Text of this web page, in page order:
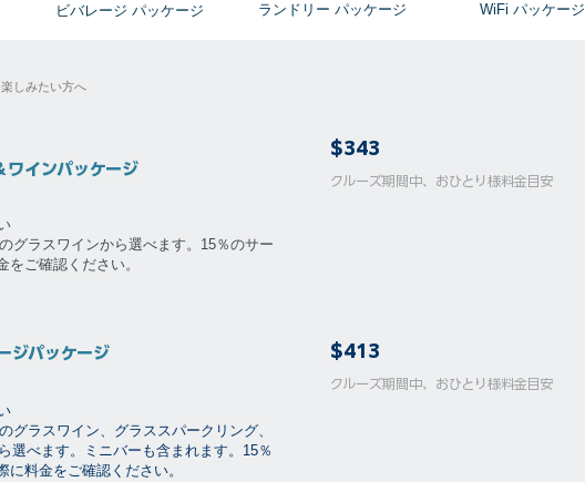
ビバレージ パッケージ ​ランドリー パッケージ ​WiFi パッケージ
しみたい方へ
ワインパッケージ
$343
​​クルーズ期間中、おひとり様料金目安
グラスワインから選べます。15％のサー
ご確認ください。
ジパッケージ $413
​​クルーズ期間中、おひとり様料金目安
グラスワイン、グラススパークリング、
選べます。ミニバーも含まれます。15％
料金をご確認ください。